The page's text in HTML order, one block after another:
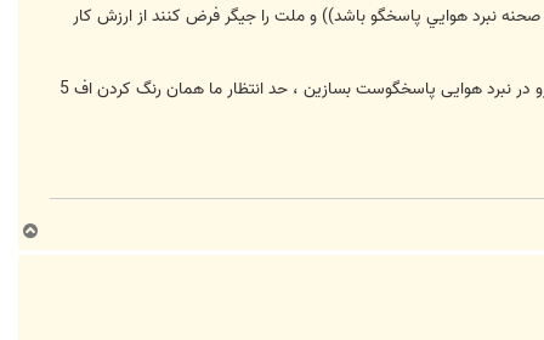
صحنه نبرد هوايي پاسخگو باشد)) و ملت را جیگر فرض کنند از ارزش کار
ما که انتظار نداریم شما بیایین یک شبه جنگنده ای در حد سوخو 35 که تقریبا تمام نیازمندی های نیروهای مسلح کشورمون رو در نبرد هوایی پاسخگوست بسازین ، حد انتظار ما همان رنگ کردن اف 5
ا